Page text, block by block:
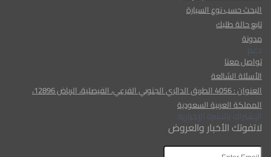
البحث حسب نوع السيارة
تابع حالة طلبك
مدونة
دعم
تواصل معنا
الأسئلة الشائعة
العنوان : 4056 الطريق الدائري الجنوبي الفرعي، الفيصلية، الرياض 12896،
المملكة العربية السعودية
الإشتراك بالنشرة الإخبارية
لاتفوتك الأخبار والعروض